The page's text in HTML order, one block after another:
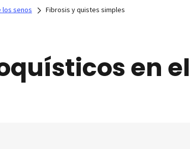
los senos Fibrosis y quistes simples
en el